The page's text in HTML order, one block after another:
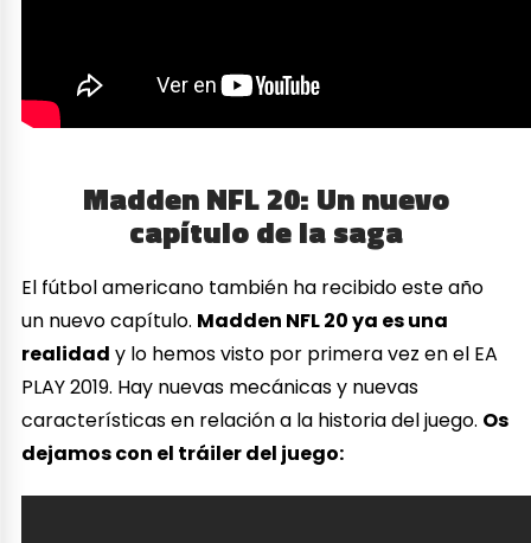
Madden NFL 20: Un nuevo
capítulo de la saga
El fútbol americano también ha recibido este año
un nuevo capítulo. Madden NFL 20 ya es una
realidad y lo hemos visto por primera vez en el EA
PLAY 2019. Hay nuevas mecánicas y nuevas
características en relación a la historia del juego. Os
dejamos con el tráiler del juego: